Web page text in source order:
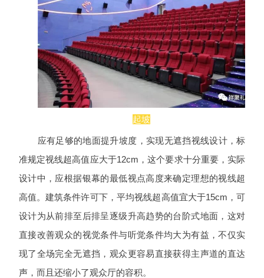
起坡
应有足够的地面提升坡度，实现无遮挡视线设计，标
准规定视线超高值应大于12cm，这个要求十分重要，实际
设计中，应根据银幕的最低视点高度来确定理想的视线超
高值。建筑条件许可下，平均视线超高值宜大于15cm，可
设计为从前排至后排呈逐级升高趋势的台阶式地面，这对
直接改善观众的视觉条件与听觉条件均大为有益，不仅实
现了全场完全无遮挡，观众更容易直接获得主声道的直达
声，而且还缩小了观众厅的容积。